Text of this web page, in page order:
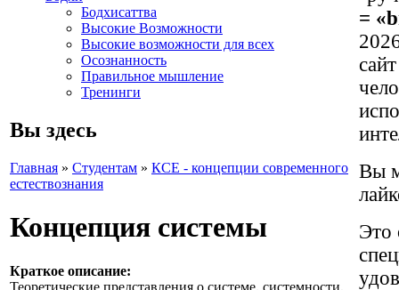
Бодхисаттва
Высокие Возможности
Высокие возможности для всех
Осознанность
Правильное мышление
Тренинги
Вы здесь
Главная » Студентам » КСЕ - концепции современного
естествознания
Концепция системы
Краткое описание:
Теоретические представления о системе, системности,
=
Вы
Это